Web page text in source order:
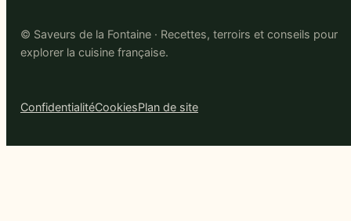
© Saveurs de la Fontaine · Recettes, terroirs et conseils pour
explorer la cuisine française.
ConfidentialitéCookiesPlan de site